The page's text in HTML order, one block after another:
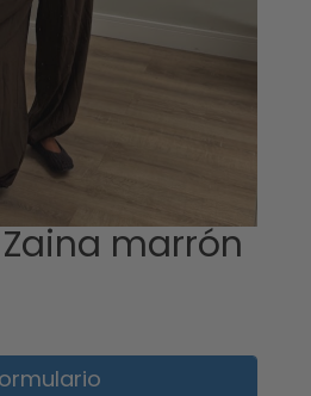
marrón